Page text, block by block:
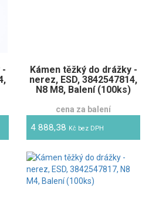
-
Kámen těžký do drážky -
nerez, ESD, 3842547814,
N8 M8, Balení (100ks)
cena za balení
4 888,38 Kč bez DPH